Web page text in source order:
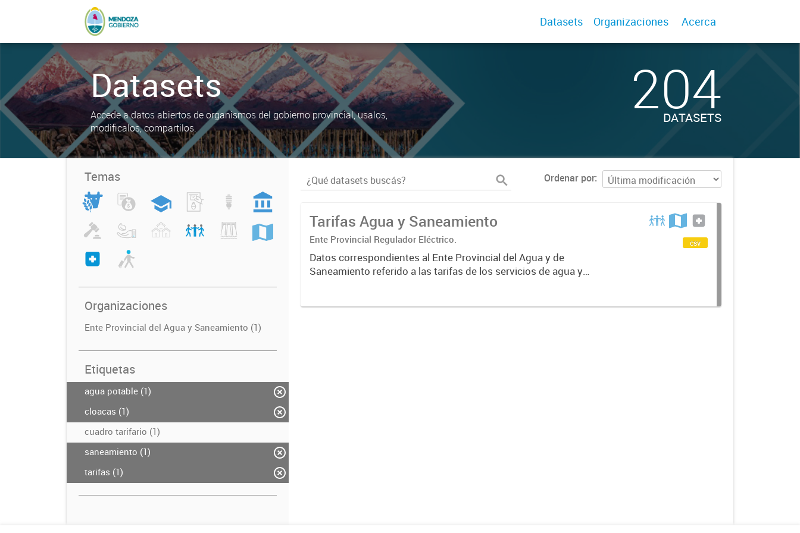
Datasets Organizaciones Acerca
Datasets
Accede a datos abiertos de organismos del gobierno provincial, usalos,
modificalos, compartilos.
204
DATASETS
Temas
Organizaciones
Ente Provincial del Agua y Saneamiento (1)
Etiquetas
agua potable (1)
cloacas (1)
cuadro tarifario (1)
saneamiento (1)
tarifas (1)
Ordenar por
Tarifas Agua y Saneamiento
Ente Provincial Regulador Eléctrico.
Datos correspondientes al Ente Provincial del Agua y de
Saneamiento referido a las tarifas de los servicios de agua y
csv